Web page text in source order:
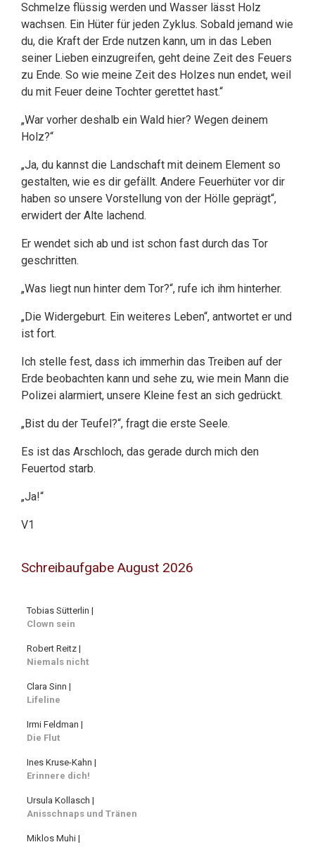
Schmelze flüssig werden und Wasser lässt Holz
wachsen. Ein Hüter für jeden Zyklus. Sobald jemand wie
du, die Kraft der Erde nutzen kann, um in das Leben
seiner Lieben einzugreifen, geht deine Zeit des Feuers
zu Ende. So wie meine Zeit des Holzes nun endet, weil
du mit Feuer deine Tochter gerettet hast.“
„War vorher deshalb ein Wald hier? Wegen deinem
Holz?“
„Ja, du kannst die Landschaft mit deinem Element so
gestalten, wie es dir gefällt. Andere Feuerhüter vor dir
haben so unsere Vorstellung von der Hölle geprägt“,
erwidert der Alte lachend.
Er wendet sich ab und ist schon fast durch das Tor
geschritten.
„Was liegt nun hinter dem Tor?“, rufe ich ihm hinterher.
„Die Widergeburt. Ein weiteres Leben“, antwortet er und
ist fort.
Ich stelle fest, dass ich immerhin das Treiben auf der
Erde beobachten kann und sehe zu, wie mein Mann die
Polizei alarmiert, unsere Kleine fest an sich gedrückt.
„Bist du der Teufel?“, fragt die erste Seele.
Es ist das Arschloch, das gerade durch mich den
Feuertod starb.
„Ja!“
V1
Schreibaufgabe August 2026
Tobias Sütterlin |
Clown sein
Robert Reitz |
Niemals nicht
Clara Sinn |
Lifeline
Irmi Feldman |
Die Flut
Ines Kruse-Kahn |
Erinnere dich!
Ursula Kollasch |
Anisschnaps und Tränen
Miklos Muhi |